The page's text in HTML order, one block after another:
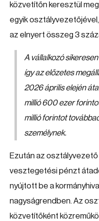
közvetítőn keresztül
egyik
az elnyert összeg 3
A vállalkozó
így az előzetes
2026 április elején
millió 600 ezer
millió forintot
személynek.
Ezután az
vesztegetési pénzt
nyújtott be a
nagyságrendben. Az
közvetítőként